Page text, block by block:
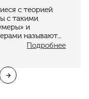
с теорией
с такими
и
называют...
Подробнее